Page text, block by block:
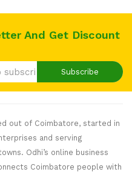
And Get Discount
Subscribe
out of Coimbatore, started in
and serving
Odhi’s online business
Coimbatore people with